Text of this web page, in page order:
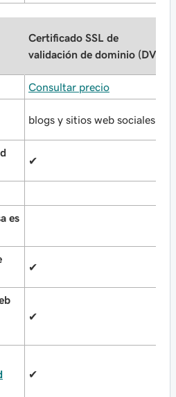
Certificado SSL de
validación de dominio (DV)
Consultar precio
blogs y sitios web sociales
✔
es
✔
✔
✔